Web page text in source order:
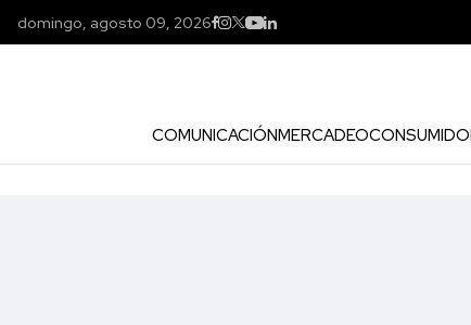
domingo, agosto 09, 2026
COMUNICACIÓNMERCADEO